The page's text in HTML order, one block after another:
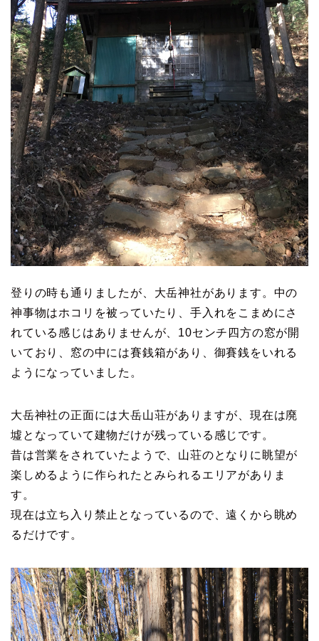
登りの時も通りましたが、大岳神社があります。中の
神事物はホコリを被っていたり、手入れをこまめにさ
れている感じはありませんが、10センチ四方の窓が開
いており、窓の中には賽銭箱があり、御賽銭をいれる
ようになっていました。
大岳神社の正面には大岳山荘がありますが、現在は廃
墟となっていて建物だけが残っている感じです。
昔は営業をされていたようで、山荘のとなりに眺望が
楽しめるように作られたとみられるエリアがありま
す。
現在は立ち入り禁止となっているので、遠くから眺め
るだけです。